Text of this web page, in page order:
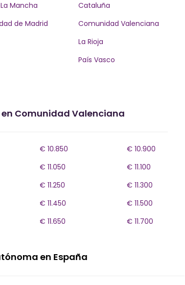
Mancha
Cataluña
de Madrid
Comunidad Valenciana
La Rioja
País Vasco
Comunidad Valenciana
€ 10.850
€ 10.900
€ 11.050
€ 11.100
€ 11.250
€ 11.300
€ 11.450
€ 11.500
€ 11.650 € 11.700
en España